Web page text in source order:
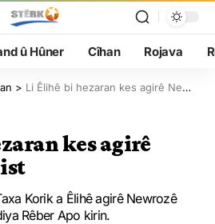
û Hûner Cîhan Rojava
> Li Êlihê bi hezaran kes agirê Newrozê pêxist
kes agirê
Korik a Êlihê agirê Newrozê
Rêber Apo kirin.